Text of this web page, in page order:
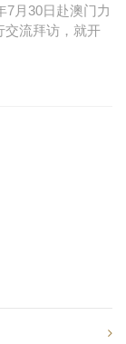
7月30日赴澳门力
交流拜访，就开